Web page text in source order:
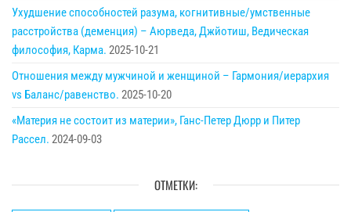
Ухудшение способностей разума, когнитивные/умственные
расстройства (деменция) – Аюрведа, Джйотиш, Ведическая
философия, Карма. 2025-10-21
Отношения между мужчиной и женщиной – Гармония/иерархия
vs Баланс/равенство. 2025-10-20
«Материя не состоит из материи», Ганс-Петер Дюрр и Питер
Рассел. 2024-09-03
ОТМЕТКИ: